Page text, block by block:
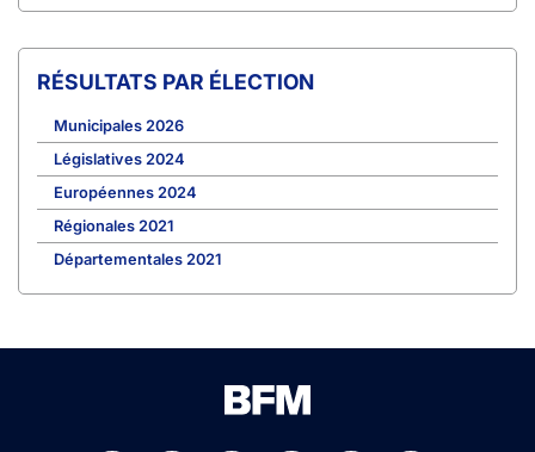
RÉSULTATS PAR ÉLECTION
Municipales 2026
Législatives 2024
Européennes 2024
Régionales 2021
Départementales 2021